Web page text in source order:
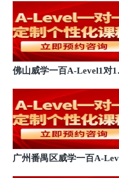
佛山顺德大良街道彩虹
8 惠州惠阳威学一百
惠阳区碧桂园小径海
9 广州南沙威学一
10 佛山顺德威学一
顺德碧桂园学校旁
11 珠海香洲威学一
珠海市香洲区环宇城
佛山威学一百A-Level1对1
广州番禺区威学一百A-